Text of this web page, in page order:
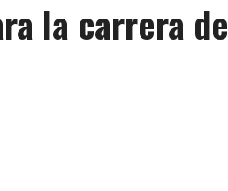
la carrera de